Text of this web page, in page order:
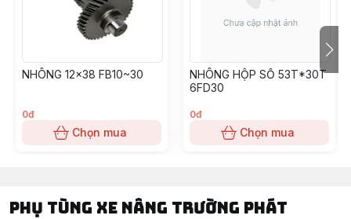
NHÔNG 12x38 FB10~30
0đ
Chọn mua
NHÔNG HỘP SỐ 53T*30T
6FD30
0đ
Chọn mua
PHỤ TÙNG XE NÂNG TRƯỜNG PHÁT